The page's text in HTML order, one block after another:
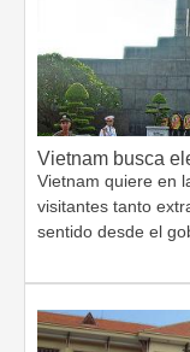
Vietnam busca
Vietnam quiere en
visitantes tanto
sentido desde el